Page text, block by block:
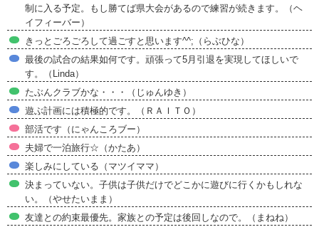
制に入る予定。もし勝てば県大会があるので練習が続きます。（ヘ
イフィーバー）
きっとごろごろして過ごすと思います^^;（らぶひな）
最後の試合の結果如何です。頑張って5月引退を実現してほしいで
す。（Linda）
たぶんクラブかな・・・（じゅんゆき）
遊ぶ計画には積極的です。（ＲＡＩＴＯ）
部活です（にゃんころブー）
夫婦で一泊旅行☆（かたあ）
楽しみにしている（マツイママ）
決まっていない。子供は子供だけでどこかに遊びに行くかもしれな
い。（やせたいまま）
友達との約束最優先。家族との予定は後回しなので。（まねね）